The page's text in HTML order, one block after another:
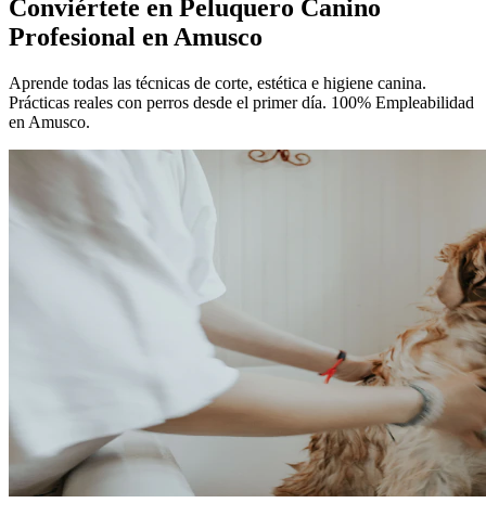
Conviértete en Peluquero Canino
Profesional en Amusco
Aprende todas las técnicas de corte, estética e higiene canina.
Prácticas reales con perros desde el primer día. 100% Empleabilidad
en Amusco.